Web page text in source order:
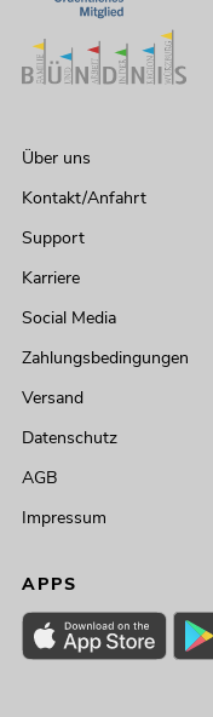
Über uns
Kontakt/Anfahrt
Support
Karriere
Social Media
Zahlungsbedingungen
Versand
Datenschutz
AGB
Impressum
APPS